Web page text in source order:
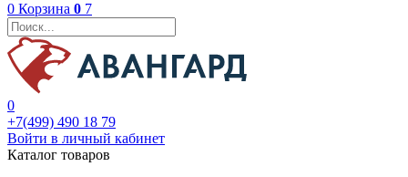
0 Корзина 0 7
0
+7(499) 490 18 79
Войти в личный кабинет
Каталог товаров